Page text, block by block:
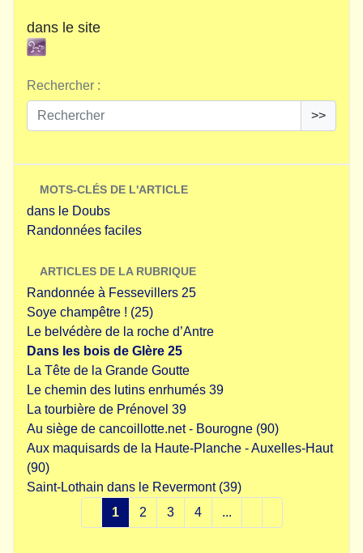
dans le site
Rechercher :
>>
MOTS-CLÉS DE L'ARTICLE
dans le Doubs
Randonnées faciles
ARTICLES DE LA RUBRIQUE
Randonnée à Fessevillers 25
Soye champêtre ! (25)
Le belvédère de la roche d’Antre
Dans les bois de Glère 25
La Tête de la Grande Goutte
Le chemin des lutins enrhumés 39
La tourbière de Prénovel 39
Au siège de cancoillotte.net - Bourogne (90)
Aux maquisards de la Haute-Planche - Auxelles-Haut
(90)
Saint-Lothain dans le Revermont (39)
1
2 3 4 ...